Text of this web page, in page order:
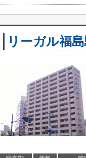
リーガル福